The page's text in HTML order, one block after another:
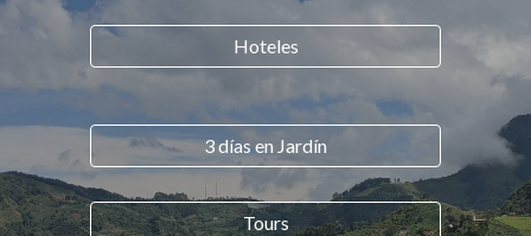
Hoteles
3 días en Jardín
Tours